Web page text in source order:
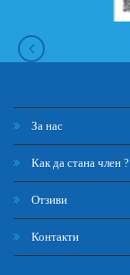
За нас
Как да стана член ?
Отзиви
Контакти